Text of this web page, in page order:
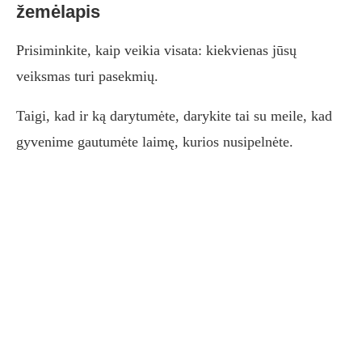
žemėlapis
Prisiminkite, kaip veikia visata: kiekvienas jūsų
veiksmas turi pasekmių.
Taigi, kad ir ką darytumėte, darykite tai su meile, kad
gyvenime gautumėte laimę, kurios nusipelnėte.